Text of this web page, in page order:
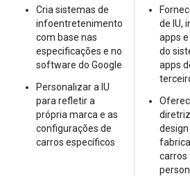
Cria sistemas de
infoentretenimento
com base nas
especificações e no
software do Google
Personalizar a IU
para refletir a
própria marca e as
configurações de
carros específicos
de IU,
apps
do
apps
carros